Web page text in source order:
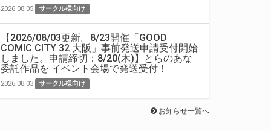
2026.08.05 サークル様向け
【2026/08/03更新。8/23開催「GOOD
COMIC CITY 32 大阪」事前発送申請受付開始
しました。申請締切：8/20(木)】とらのあな
委託作品を イベント会場で発送受付！
2026.08.03 サークル様向け
お知らせ一覧へ